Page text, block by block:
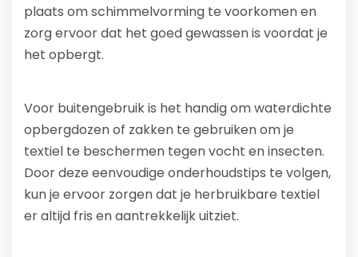
plaats om schimmelvorming te voorkomen en
zorg ervoor dat het goed gewassen is voordat je
het opbergt.
Voor buitengebruik is het handig om waterdichte
opbergdozen of zakken te gebruiken om je
textiel te beschermen tegen vocht en insecten.
Door deze eenvoudige onderhoudstips te volgen,
kun je ervoor zorgen dat je herbruikbare textiel
er altijd fris en aantrekkelijk uitziet.